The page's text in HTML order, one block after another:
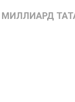
МИЛЛИАРД